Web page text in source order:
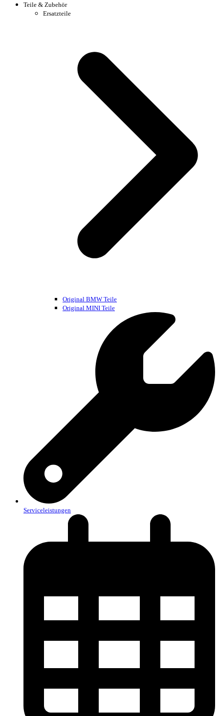
Teile & Zubehör
Ersatzteile
Original BMW Teile
Original MINI Teile
Serviceleistungen